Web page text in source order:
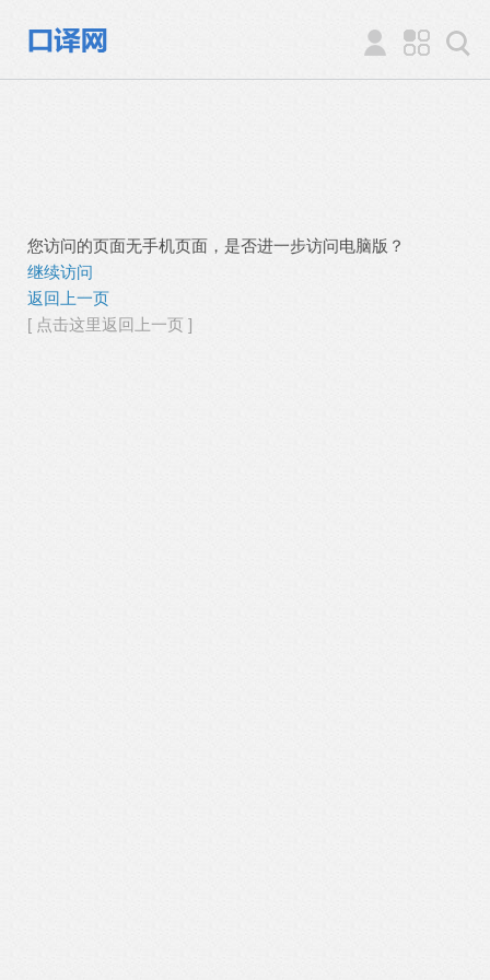
您访问的页面无手机页面，是否进一步访问电脑版？
继续访问
返回上一页
[ 点击这里返回上一页 ]